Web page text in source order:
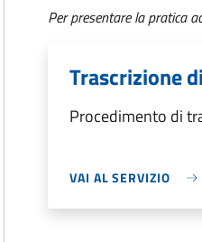
Per presentare la pratica
Trascrizione
Procedimento di
VAI AL SERVIZIO